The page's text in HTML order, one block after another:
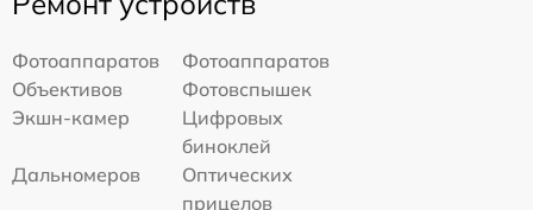
Фотоаппаратов
Фотоаппаратов
Объективов
Фотовспышек
Экшн-камер
Цифровых
биноклей
Дальномеров
Оптических
прицелов